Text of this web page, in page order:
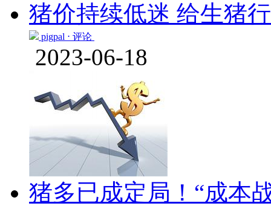
猪价持续低迷 给生猪
pigpal ⋅ 评论
2023-06-18
猪多已成定局！“成本